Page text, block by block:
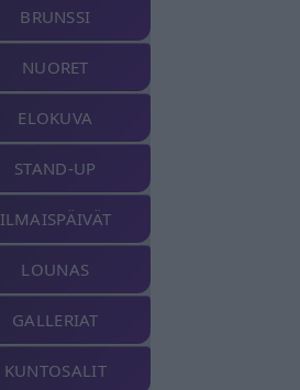
BRUNSSI
NUORET
ELOKUVA
STAND-UP
ILMAISPÄIVÄT
LOUNAS
GALLERIAT
KUNTOSALIT